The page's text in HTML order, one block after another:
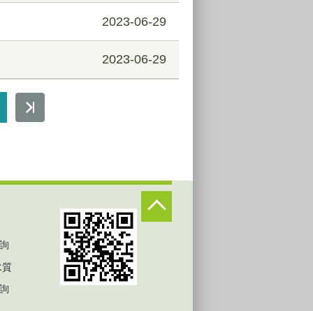
2023-06-29
2023-06-29
質